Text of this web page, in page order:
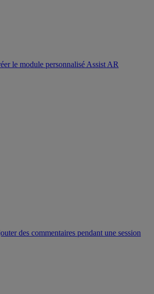
le module personnalisé Assist AR
des commentaires pendant une session